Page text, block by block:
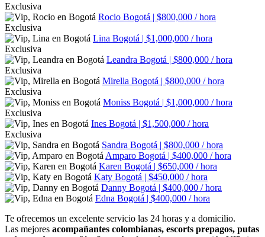
Exclusiva
Rocio Bogotá | $800,000 / hora
Exclusiva
Lina Bogotá | $1,000,000 / hora
Exclusiva
Leandra Bogotá | $800,000 / hora
Exclusiva
Mirella Bogotá | $800,000 / hora
Exclusiva
Moniss Bogotá | $1,000,000 / hora
Exclusiva
Ines Bogotá | $1,500,000 / hora
Exclusiva
Sandra Bogotá | $800,000 / hora
Amparo Bogotá | $400,000 / hora
Karen Bogotá | $650,000 / hora
Katy Bogotá | $450,000 / hora
Danny Bogotá | $400,000 / hora
Edna Bogotá | $400,000 / hora
Te ofrecemos un excelente servicio las 24 horas y a domicilio.
Las mejores acompañantes colombianas, escorts prepagos, putas